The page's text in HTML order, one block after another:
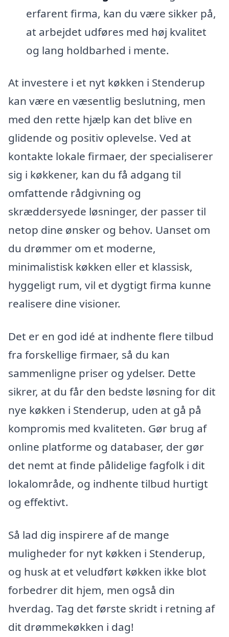
erfarent firma, kan du være sikker på,
at arbejdet udføres med høj kvalitet
og lang holdbarhed i mente.
At investere i et nyt køkken i Stenderup
kan være en væsentlig beslutning, men
med den rette hjælp kan det blive en
glidende og positiv oplevelse. Ved at
kontakte lokale firmaer, der specialiserer
sig i køkkener, kan du få adgang til
omfattende rådgivning og
skræddersyede løsninger, der passer til
netop dine ønsker og behov. Uanset om
du drømmer om et moderne,
minimalistisk køkken eller et klassisk,
hyggeligt rum, vil et dygtigt firma kunne
realisere dine visioner.
Det er en god idé at indhente flere tilbud
fra forskellige firmaer, så du kan
sammenligne priser og ydelser. Dette
sikrer, at du får den bedste løsning for dit
nye køkken i Stenderup, uden at gå på
kompromis med kvaliteten. Gør brug af
online platforme og databaser, der gør
det nemt at finde pålidelige fagfolk i dit
lokalområde, og indhente tilbud hurtigt
og effektivt.
Så lad dig inspirere af de mange
muligheder for nyt køkken i Stenderup,
og husk at et veludført køkken ikke blot
forbedrer dit hjem, men også din
hverdag. Tag det første skridt i retning af
dit drømmekøkken i dag!